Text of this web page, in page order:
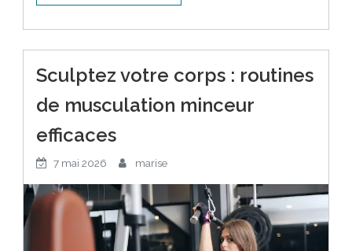
Sculptez votre corps : routines
de musculation minceur
efficaces
7 mai 2026 marise